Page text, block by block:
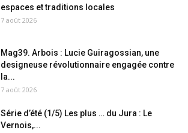
espaces et traditions locales
7 août 2026
Mag39. Arbois : Lucie Guiragossian, une
designeuse révolutionnaire engagée contre
la...
7 août 2026
Série d’été (1/5) Les plus … du Jura : Le
Vernois,...